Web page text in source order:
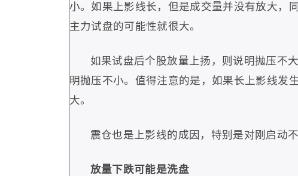
小。如果上影线长，但是成交量并没有放大，
主力试盘的可能性就很大。
如果试盘后个股放量上扬，则说明抛压不
明抛压不小。值得注意的是，如果长上影线发
大。
震仓也是上影线的成因，特别是对刚启动
放量下跌可能是洗盘